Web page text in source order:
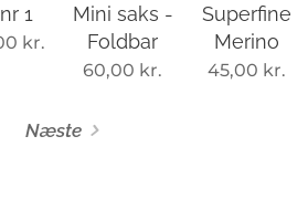
1
kr.
Mini saks -
Foldbar
60,00 kr.
Superfine
Merino
45,00 kr.
Næste